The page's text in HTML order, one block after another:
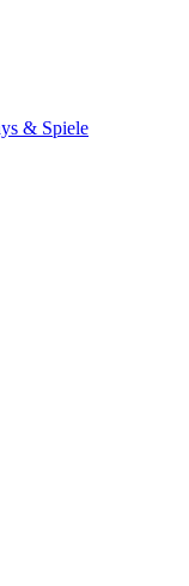
& Spiele